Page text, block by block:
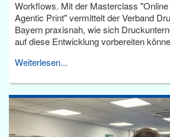
Workflows. Mit der Masterclass
Agentic Print" vermittelt der Verband
Bayern praxisnah, wie sich
auf diese Entwicklung vorbereiten
Weiterlesen...